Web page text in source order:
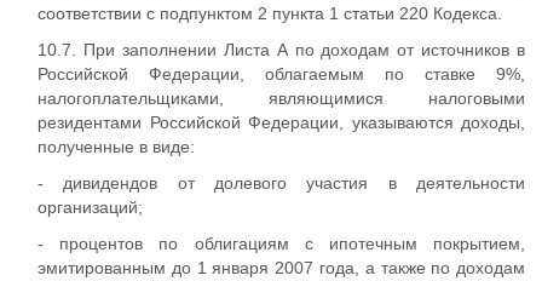
соответствии с подпунктом 2 пункта 1 статьи 220 Кодекса.
10.7. При заполнении Листа А по доходам от источников в
Российской Федерации, облагаемым по ставке 9%,
налогоплательщиками, являющимися налоговыми
резидентами Российской Федерации, указываются доходы,
полученные в виде:
- дивидендов от долевого участия в деятельности
организаций;
- процентов по облигациям с ипотечным покрытием,
эмитированным до 1 января 2007 года, а также по доходам